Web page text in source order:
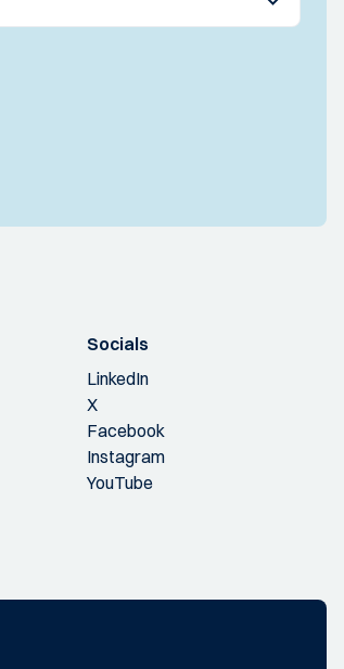
Socials
LinkedIn
X
Facebook
Instagram
YouTube